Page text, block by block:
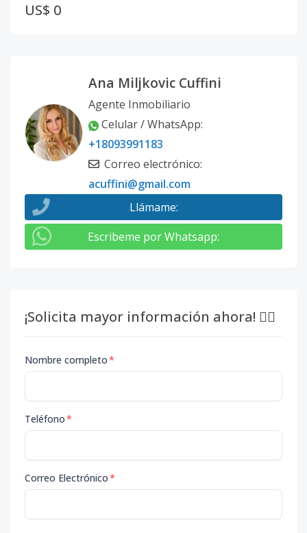
US$ 0
Ana Miljkovic Cuffini
Agente Inmobiliario
Celular / WhatsApp:
+18093991183
Correo electrónico:
acuffini@gmail.com
Llámame:
Escribeme por Whatsapp:
¡Solicita mayor información ahora! 👇🏽
Nombre completo*
Teléfono*
Correo Electrónico*